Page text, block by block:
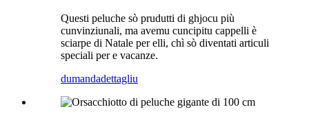
Questi peluche sò prudutti di ghjocu più
cunvinziunali, ma avemu cuncipitu cappelli è
sciarpe di Natale per elli, chì sò diventati articuli
speciali per e vacanze.
dumandadettagliu